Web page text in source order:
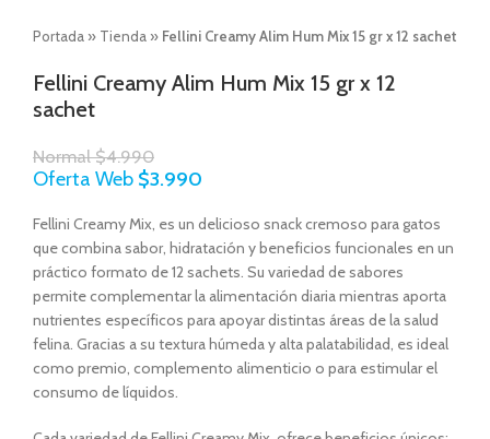
Portada » Tienda » Fellini Creamy Alim Hum Mix 15 gr x 12 sachet
Fellini Creamy Alim Hum Mix 15 gr x 12
sachet
Normal$4.990
Oferta Web $3.990
Fellini Creamy Mix, es un delicioso snack cremoso para gatos
que combina sabor, hidratación y beneficios funcionales en un
práctico formato de 12 sachets. Su variedad de sabores
permite complementar la alimentación diaria mientras aporta
nutrientes específicos para apoyar distintas áreas de la salud
felina. Gracias a su textura húmeda y alta palatabilidad, es ideal
como premio, complemento alimenticio o para estimular el
consumo de líquidos.